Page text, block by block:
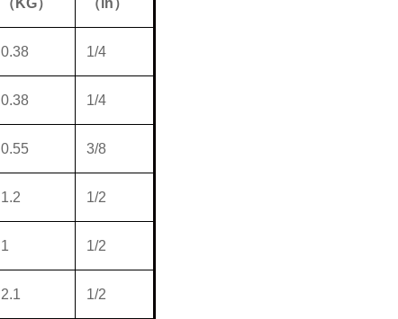
0.38 1/4
0.38 1/4
0.55 3/8
1.2 1/2
1 1/2
2.1 1/2